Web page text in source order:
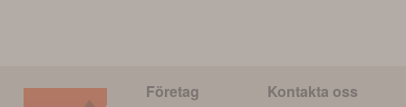
Företag Kontakta oss